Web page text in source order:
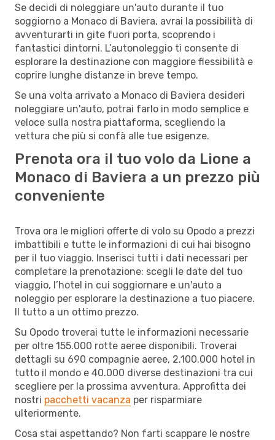
Se decidi di noleggiare un'auto durante il tuo
soggiorno a Monaco di Baviera, avrai la possibilità di
avventurarti in gite fuori porta, scoprendo i
fantastici dintorni. L’autonoleggio ti consente di
esplorare la destinazione con maggiore flessibilità e
coprire lunghe distanze in breve tempo.
Se una volta arrivato a Monaco di Baviera desideri
noleggiare un'auto, potrai farlo in modo semplice e
veloce sulla nostra piattaforma, scegliendo la
vettura che più si confà alle tue esigenze.
Prenota ora il tuo volo da Lione a
Monaco di Baviera a un prezzo più
conveniente
Trova ora le migliori offerte di volo su Opodo a prezzi
imbattibili e tutte le informazioni di cui hai bisogno
per il tuo viaggio. Inserisci tutti i dati necessari per
completare la prenotazione: scegli le date del tuo
viaggio, l’hotel in cui soggiornare e un'auto a
noleggio per esplorare la destinazione a tuo piacere.
Il tutto a un ottimo prezzo.
Su Opodo troverai tutte le informazioni necessarie
per oltre 155.000 rotte aeree disponibili. Troverai
dettagli su 690 compagnie aeree, 2.100.000 hotel in
tutto il mondo e 40.000 diverse destinazioni tra cui
scegliere per la prossima avventura. Approfitta dei
nostri pacchetti vacanza per risparmiare
ulteriormente.
Cosa stai aspettando? Non farti scappare le nostre